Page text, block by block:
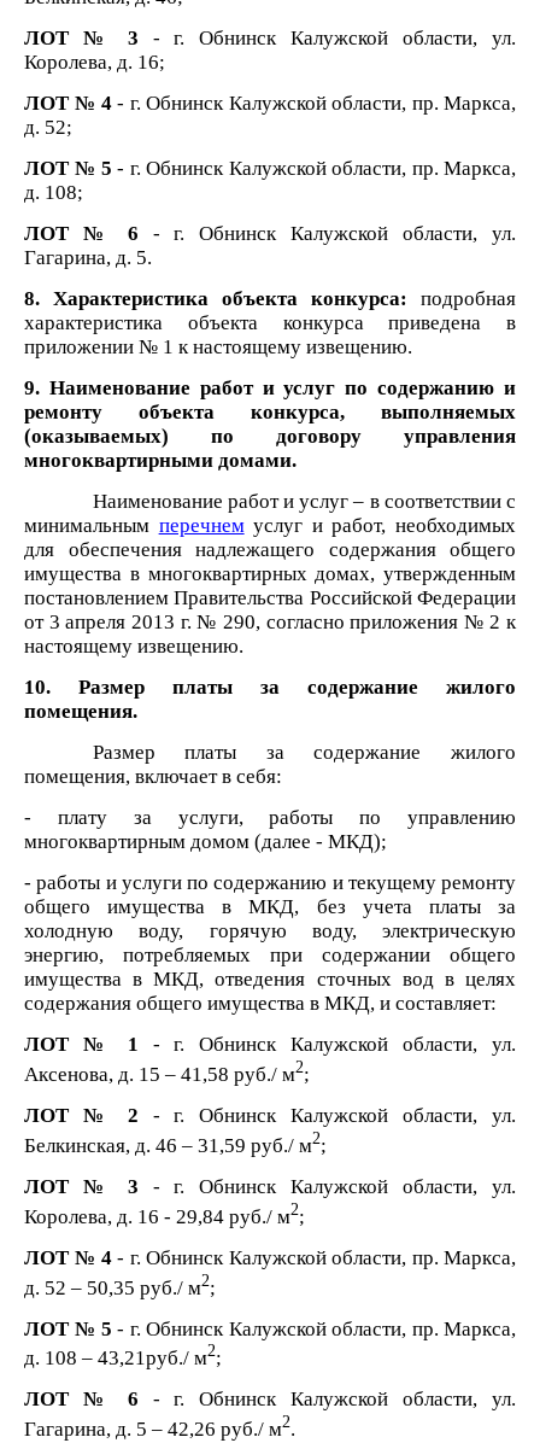
ЛОТ № 3 - г. Обнинск Калужской области, ул.
Королева, д. 16;
ЛОТ № 4 - г. Обнинск Калужской области, пр. Маркса,
д. 52;
ЛОТ № 5 - г. Обнинск Калужской области, пр. Маркса,
д. 108;
ЛОТ № 6 - г. Обнинск Калужской области, ул.
Гагарина, д. 5.
8. Характеристика объекта конкурса: подробная
характеристика объекта конкурса приведена в
приложении № 1 к настоящему извещению.
9. Наименование работ и услуг по содержанию и
ремонту объекта конкурса, выполняемых
(оказываемых) по договору управления
многоквартирными домами.
Наименование работ и услуг – в соответствии с
минимальным перечнем услуг и работ, необходимых
для обеспечения надлежащего содержания общего
имущества в многоквартирных домах, утвержденным
постановлением Правительства Российской Федерации
от 3 апреля 2013 г. № 290, согласно приложения № 2 к
настоящему извещению.
10. Размер платы за содержание жилого
помещения.
Размер платы за содержание жилого
помещения, включает в себя:
- плату за услуги, работы по управлению
многоквартирным домом (далее - МКД);
- работы и услуги по содержанию и текущему ремонту
общего имущества вМКД, без учета платы за
холодную воду, горячую воду, электрическую
энергию, потребляемых при содержании общего
имущества в МКД, отведения сточных вод в целях
содержания общего имущества в МКД, и составляет:
ЛОТ № 1 - г. Обнинск Калужской области, ул.
Аксенова, д. 15 – 41,58 руб./ м2;
ЛОТ № 2 - г. Обнинск Калужской области, ул.
Белкинская, д. 46 – 31,59 руб./ м2;
ЛОТ № 3 - г. Обнинск Калужской области, ул.
Королева, д. 16 - 29,84 руб./ м2;
ЛОТ № 4 - г. Обнинск Калужской области, пр. Маркса,
д. 52 – 50,35 руб./ м2;
ЛОТ № 5 - г. Обнинск Калужской области, пр. Маркса,
д. 108 – 43,21руб./ м2;
ЛОТ № 6 - г. Обнинск Калужской области, ул.
Гагарина, д. 5 – 42,26 руб./ м2.